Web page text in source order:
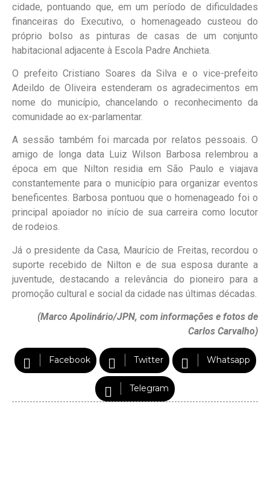
cidade, pontuando que, em um período de dificuldades
financeiras do Executivo, o homenageado custeou do
próprio bolso as pinturas de casas de um conjunto
habitacional adjacente à Escola Padre Anchieta.
O prefeito Cristiano Soares da Silva e o vice-prefeito
Adeildo de Oliveira estenderam os agradecimentos em
nome do município, chancelando o reconhecimento da
comunidade ao ex-parlamentar.
A sessão também foi marcada por relatos pessoais. O
amigo de longa data Luiz Wilson Barbosa relembrou a
época em que Nilton residia em São Paulo e viajava
constantemente para o município para organizar eventos
beneficentes. Barbosa pontuou que o homenageado foi o
principal apoiador no início de sua carreira como locutor
de rodeios.
Já o presidente da Casa, Maurício de Freitas, recordou o
suporte recebido de Nilton e de sua esposa durante a
juventude, destacando a relevância do pioneiro para a
promoção cultural e social da cidade nas últimas décadas.
(Marco Apolinário/JPN, com informações e fotos de
Carlos Carvalho)
Facebook Twitter Whatsapp
Telegram